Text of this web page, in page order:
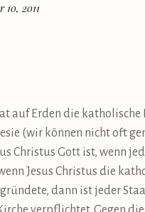
10, 2011
auf Erden die
(wir können nicht oft
Christus Gott ist, wenn
Jesus Christus die
dann ist jeder